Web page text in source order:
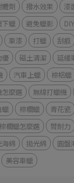
體劑 撥水效果 漆
下蠟 避免蠟影
車漆 打蠟 刮痕
優 磁土清潔
延緩
汽車上蠟 棕梠蠟
怎麼選 無線打蠟機
蠟 棕櫚蠟 青花瓷
棕櫚蠟怎麼選 臂耐力
海綿 拋光綿 圓盤
美容車蠟